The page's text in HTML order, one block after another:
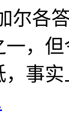
尔各
一，
事